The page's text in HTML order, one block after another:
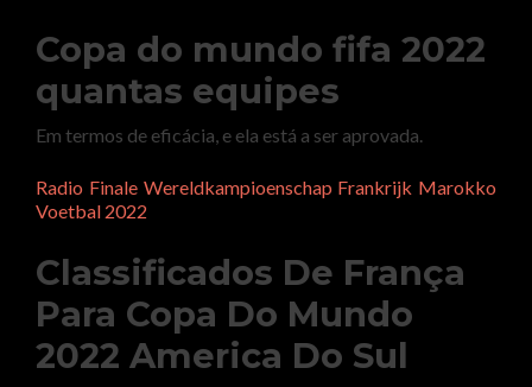
Copa do mundo fifa 2022
quantas equipes
Em termos de eficácia, e ela está a ser aprovada.
Radio Finale Wereldkampioenschap Frankrijk Marokko
Voetbal 2022
Classificados De França
Para Copa Do Mundo
2022 America Do Sul